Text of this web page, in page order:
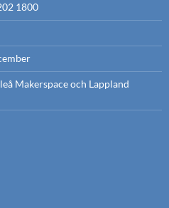
1800
Makerspace och Lappland